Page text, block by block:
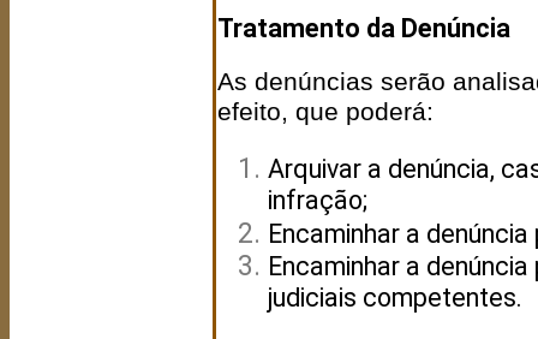
Tratamento da Denúncia
As denúncias serão
efeito, que poderá:
Arquivar a denúncia,
infração;
Encaminhar a
Encaminhar a
judiciais competentes.